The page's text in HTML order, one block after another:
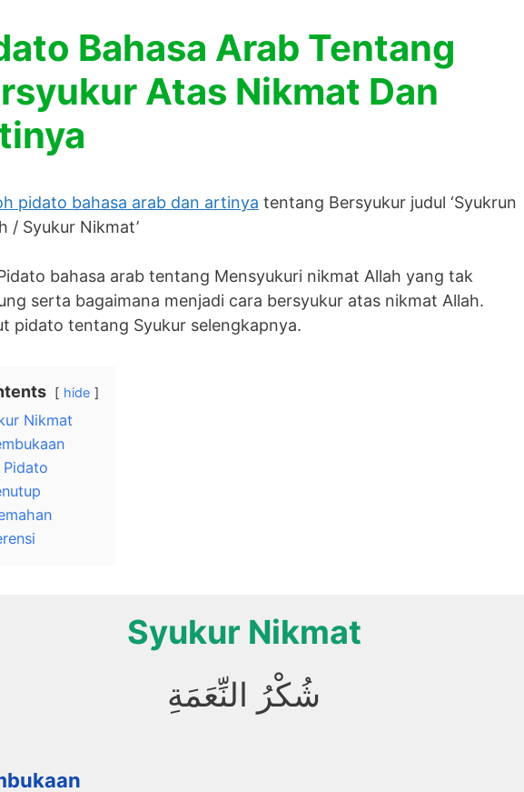
Bahasa Arab Tentang
Atas Nikmat Dan
pidato bahasa arab dan artinya tentang Bersyukur judul ‘Syukrun
/ Syukur Nikmat’
bahasa arab tentang Mensyukuri nikmat Allah yang tak
serta bagaimana menjadi cara bersyukur atas nikmat Allah.
pidato tentang Syukur selengkapnya.
hide
Nikmat
Pidato
Syukur Nikmat
شُكْرُ النِّعَمَةِ